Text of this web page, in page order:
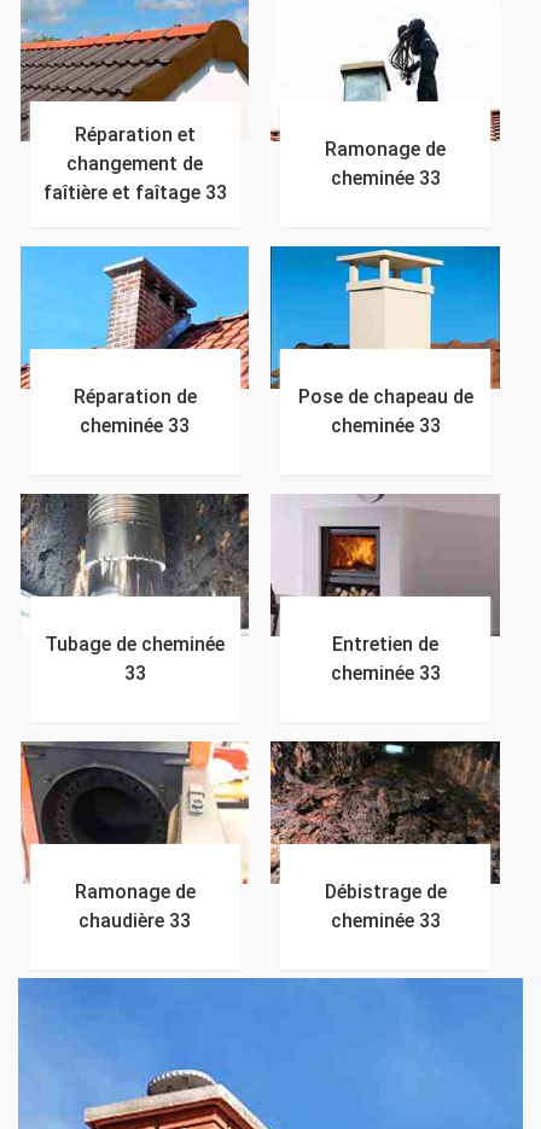
Réparation et
changement de
faîtière et faîtage 33
Ramonage de
cheminée 33
Réparation de
cheminée 33
Pose de chapeau de
cheminée 33
Tubage de cheminée
33
Entretien de
cheminée 33
Ramonage de
chaudière 33
Débistrage de
cheminée 33